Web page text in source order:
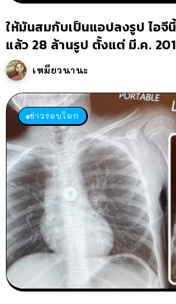
ให้มันสมกับเป็นแอปลงรูป ไอจี
แล้ว 28 ล้านรูป ตั้งแต่ มี.ค.
เหมียวนานะ
ข่าวรอบโลก